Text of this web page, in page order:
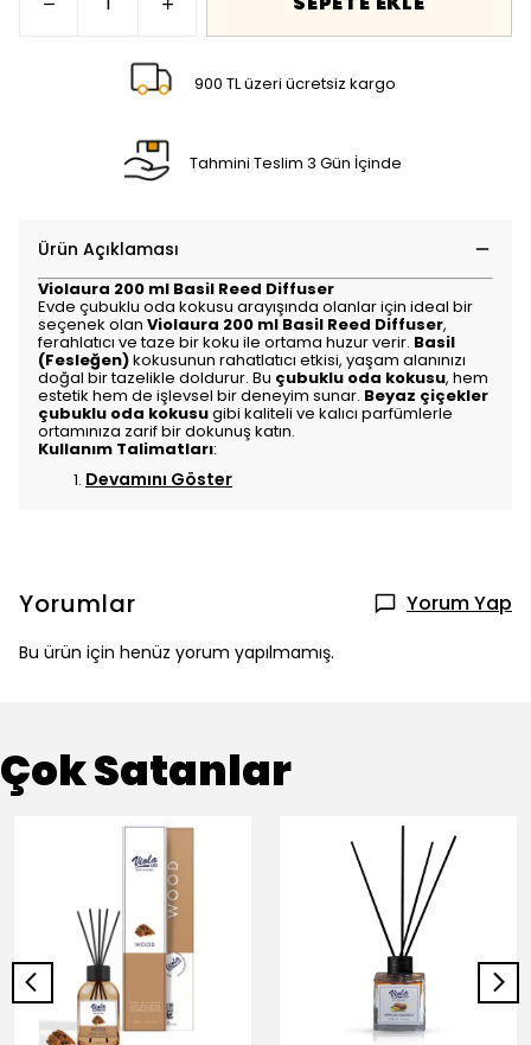
900 TL üzeri ücretsiz kargo
Tahmini Teslim 3 Gün İçinde
Ürün Açıklaması
Violaura 200 ml Basil Reed Diffuser
Evde çubuklu oda kokusu arayışında olanlar için ideal bir
seçenek olan Violaura 200 ml Basil Reed Diffuser,
ferahlatıcı ve taze bir koku ile ortama huzur verir. Basil
(Fesleğen)kokusunun rahatlatıcı etkisi, yaşam alanınızı
doğal bir tazelikle doldurur. Bu çubuklu oda kokusu, hem
estetik hem de işlevsel bir deneyim sunar. Beyaz çiçekler
çubuklu oda kokusugibi kaliteli ve kalıcı parfümlerle
ortamınıza zarif bir dokunuş katın.
Kullanım Talimatları:
Devamını Göster
Yorumlar Yorum Yap
Bu ürün için henüz yorum yapılmamış.
Çok Satanlar